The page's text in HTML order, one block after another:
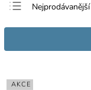
Nejprodávanější
Nejlevnější
AKCE